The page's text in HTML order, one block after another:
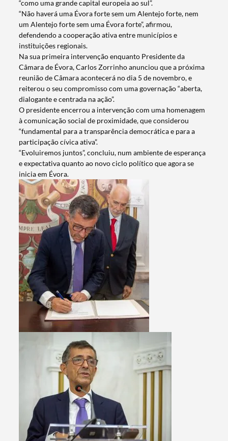
“como uma grande capital europeia ao sul”.
“Não haverá uma Évora forte sem um Alentejo forte, nem
um Alentejo forte sem uma Évora forte”, afirmou,
defendendo a cooperação ativa entre municípios e
instituições regionais.
Na sua primeira intervenção enquanto Presidente da
Câmara de Évora, Carlos Zorrinho anunciou que a próxima
reunião de Câmara acontecerá no dia 5 de novembro, e
reiterou o seu compromisso com uma governação “aberta,
dialogante e centrada na ação”.
O presidente encerrou a intervenção com uma homenagem
à comunicação social de proximidade, que considerou
“fundamental para a transparência democrática e para a
participação cívica ativa”.
“Evoluiremos juntos”, concluiu, num ambiente de esperança
e expectativa quanto ao novo ciclo político que agora se
inicia em Évora.